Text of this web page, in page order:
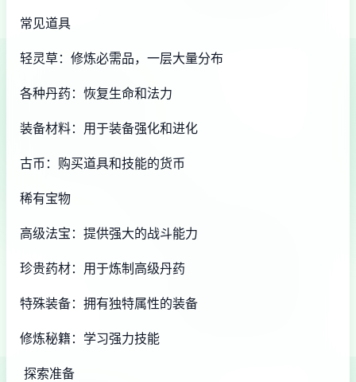
常见道具
轻灵草：修炼必需品，一层大量分布
各种丹药：恢复生命和法力
装备材料：用于装备强化和进化
古币：购买道具和技能的货币
稀有宝物
高级法宝：提供强大的战斗能力
珍贵药材：用于炼制高级丹药
特殊装备：拥有独特属性的装备
修炼秘籍：学习强力技能
探索准备